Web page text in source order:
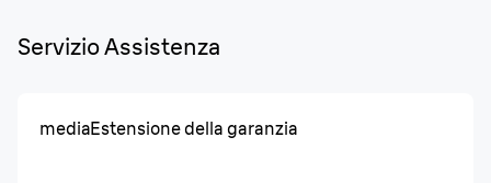
Servizio Assistenza
mediaEstensione della garanzia